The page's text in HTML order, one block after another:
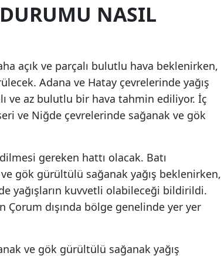
NASIL
açık ve parçalı bulutlu hava beklenirken,
Adana ve Hatay çevrelerinde yağış
ve az bulutlu bir hava tahmin ediliyor. İç
ve Niğde çevrelerinde sağanak ve gök
gereken hattı olacak. Batı
gök gürültülü sağanak yağış beklenirken,
yağışların kuvvetli olabileceği bildirildi.
Çorum dışında bölge genelinde yer yer
ve gök gürültülü sağanak yağış